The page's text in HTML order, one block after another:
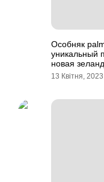
Особняк
уникальный
новая
13 Квітня, 2023